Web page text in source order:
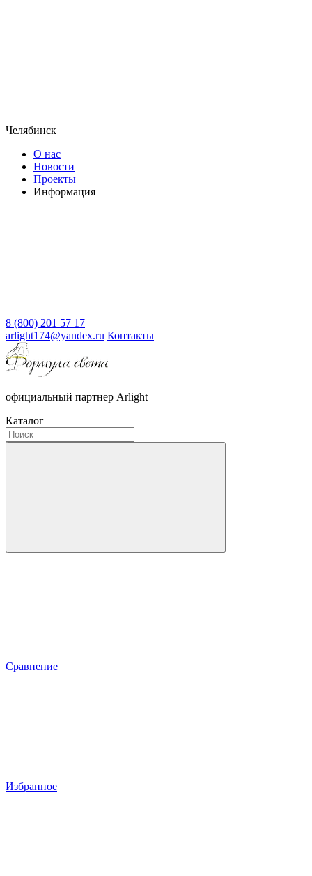
Челябинск
О нас
Новости
Проекты
Информация
8 (800) 201 57 17
arlight174@yandex.ru Контакты
официальный партнер Arlight
Каталог
Сравнение
Избранное